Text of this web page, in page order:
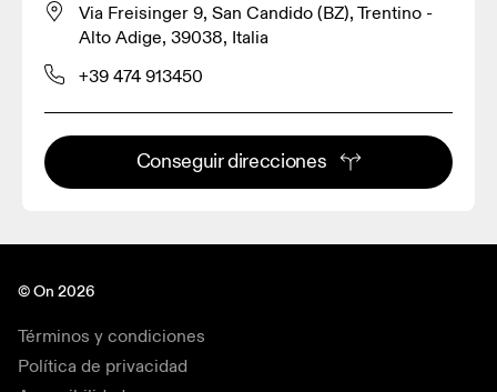
Via Freisinger 9, San Candido (BZ), Trentino -
Alto Adige, 39038, Italia
+39 474 913450
Conseguir direcciones
© On 2026
Términos y condiciones
Política de privacidad